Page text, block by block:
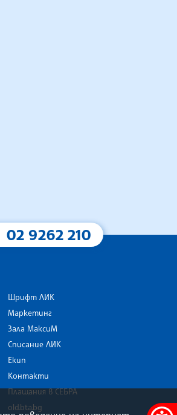
02 9262 210
Шрифт ЛИК
Маркетинг
Зала МаксиМ
Списание ЛИК
Екип
Контакти
Плащания в СЕБРА
old.bta.bg